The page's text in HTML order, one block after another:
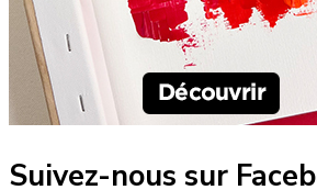
Suivez-nous sur